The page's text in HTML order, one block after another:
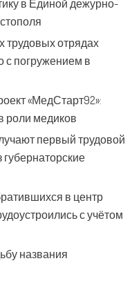
в Единой дежурно-
трудовых отрядах
с погружением в
«МедСтарт92»:
роли медиков
первый трудовой
в центр
с учётом
названия